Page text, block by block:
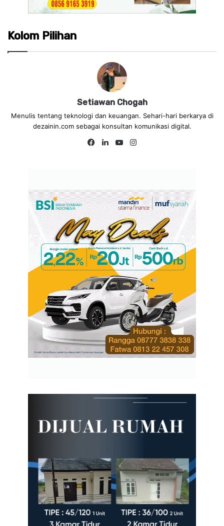
Kolom Pilihan
Setiawan Chogah
Menulis tentang teknologi dan keuangan. Sehari-hari berkarya di
dezainin.com sebagai konsultan komunikasi digital.
Fa
Lin
Yo